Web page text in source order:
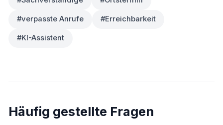
#verpasste Anrufe #Erreichbarkeit
#KI-Assistent
Häufig gestellte Fragen